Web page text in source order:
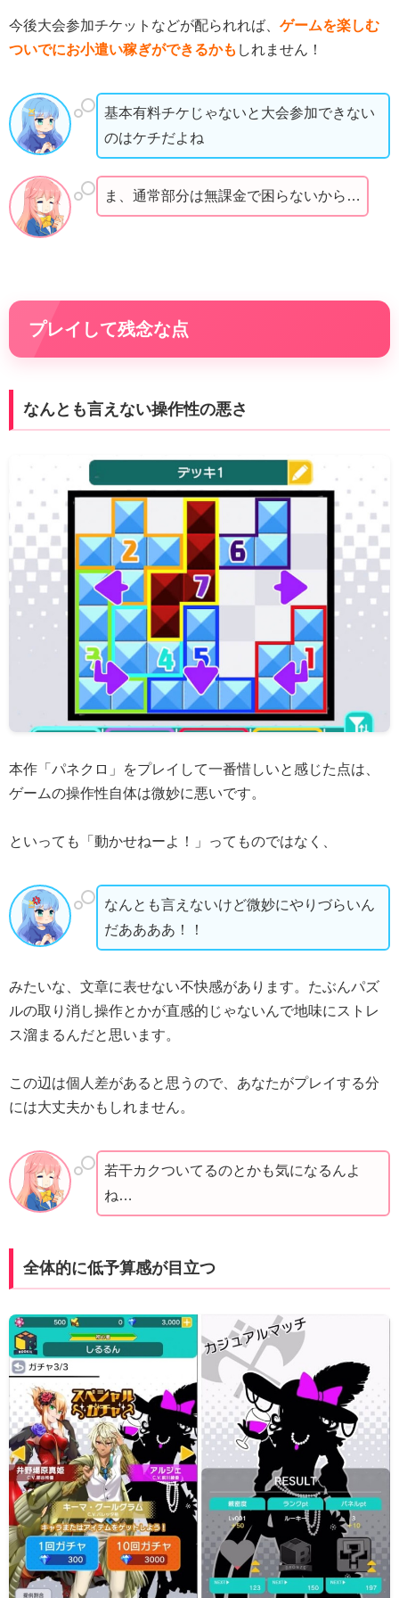
今後大会参加チケットなどが配られれば、 ゲームを楽しむ
ついでにお小遣い稼ぎができるかも しれません！
基本有料チケじゃないと大会参加できない
のはケチだよね
ま、通常部分は無課金で困らないから…
プレイして残念な点
なんとも言えない操作性の悪さ
本作「パネクロ」をプレイして一番惜しいと感じた点は、
ゲームの操作性自体は微妙に悪いです。
といっても「動かせねーよ！」ってものではなく、
なんとも言えないけど微妙にやりづらいん
だああああ！！
みたいな、文章に表せない不快感があります。たぶんパズ
ルの取り消し操作とかが直感的じゃないんで地味にストレ
ス溜まるんだと思います。
この辺は個人差があると思うので、あなたがプレイする分
には大丈夫かもしれません。
若干カクついてるのとかも気になるんよ
ね…
全体的に低予算感が目立つ